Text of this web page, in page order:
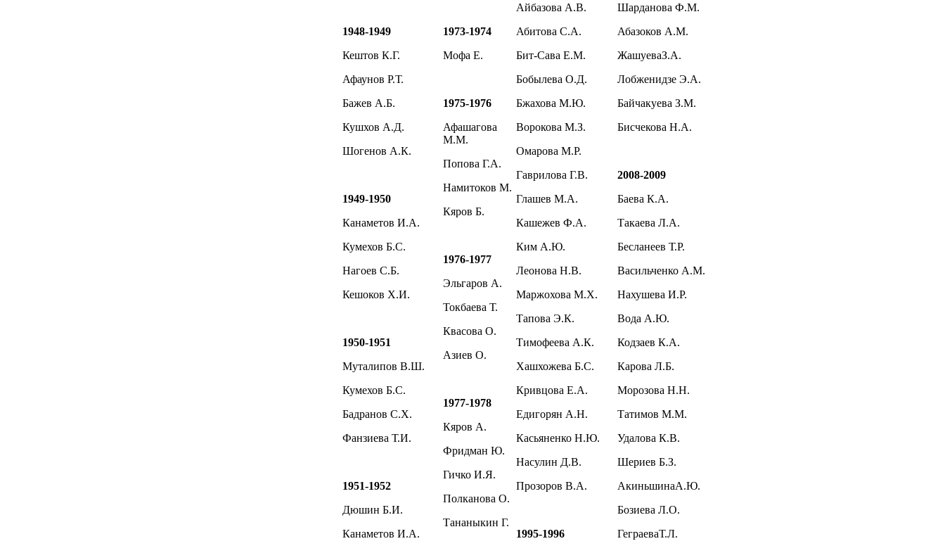
1948-1949
Кештов К.Г.
Афаунов Р.Т.
Бажев А.Б.
Кушхов А.Д.
Шогенов А.К.
1949-1950
Канаметов И.А.
Кумехов Б.С.
Нагоев С.Б.
Кешоков Х.И.
1950-1951
Муталипов В.Ш.
Кумехов Б.С.
Бадранов С.Х.
Фанзиева Т.И.
1951-1952
Дюшин Б.И.
Канаметов И.А.
1973-1974
Мофа Е.
1975-1976
Афашагова
М.М.
Попова Г.А.
Намитоков М.
Кяров Б.
1976-1977
Эльгаров А.
Токбаева Т.
Квасова О.
Азиев О.
1977-1978
Кяров А.
Фридман Ю.
Гичко И.Я.
Полканова О.
Тананыкин Г.
Айбазова А.В.
Абитова С.А.
Бит-Сава Е.М.
Бобылева О.Д.
Бжахова М.Ю.
Ворокова М.З.
Омарова М.Р.
Гаврилова Г.В.
Глашев М.А.
Кашежев Ф.А.
Ким А.Ю.
Леонова Н.В.
Маржохова М.Х.
Тапова Э.К.
Тимофеева А.К.
Хашхожева Б.С.
Кривцова Е.А.
Едигорян А.Н.
Касьяненко Н.Ю.
Насулин Д.В.
Прозоров В.А.
1995-1996
Шарданова Ф.М.
Абазоков А.М.
ЖашуеваЗ.А.
Лобженидзе Э.А.
Байчакуева З.М.
Бисчекова Н.А.
2008-2009
Баева К.А.
Такаева Л.А.
Бесланеев Т.Р.
Васильченко А.М.
Нахушева И.Р.
Вода А.Ю.
Кодзаев К.А.
Карова Л.Б.
Морозова Н.Н.
Татимов М.М.
Удалова К.В.
Шериев Б.З.
АкиньшинаА.Ю.
Бозиева Л.О.
ГеграеваТ.Л.